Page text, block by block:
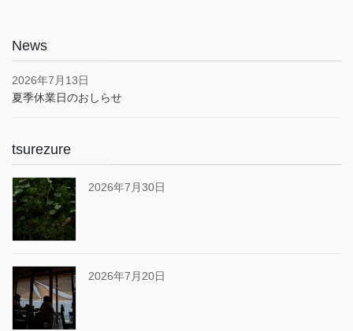
News
2026年7月13日
夏季休業日のおしらせ
tsurezure
2026年7月30日
2026年7月20日